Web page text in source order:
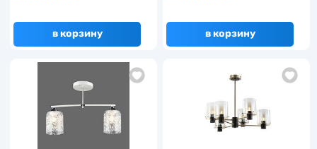
в корзину в корзину